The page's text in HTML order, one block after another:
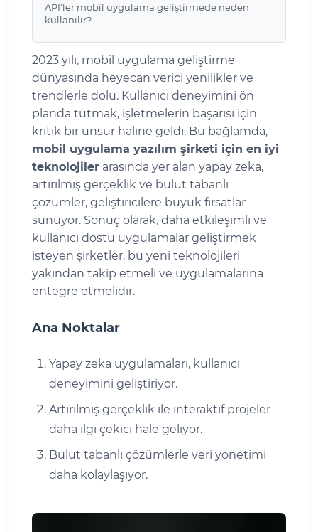
API’ler mobil uygulama geliştirmede neden
kullanılır?
2023 yılı, mobil uygulama geliştirme
dünyasında heyecan verici yenilikler ve
trendlerle dolu. Kullanıcı deneyimini ön
planda tutmak, işletmelerin başarısı için
kritik bir unsur haline geldi. Bu bağlamda,
mobil uygulama yazılım şirketi için en iyi
teknolojiler arasında yer alan yapay zeka,
artırılmış gerçeklik ve bulut tabanlı
çözümler, geliştiricilere büyük fırsatlar
sunuyor. Sonuç olarak, daha etkileşimli ve
kullanıcı dostu uygulamalar geliştirmek
isteyen şirketler, bu yeni teknolojileri
yakından takip etmeli ve uygulamalarına
entegre etmelidir.
Ana Noktalar
Yapay zeka uygulamaları, kullanıcı
deneyimini geliştiriyor.
Artırılmış gerçeklik ile interaktif projeler
daha ilgi çekici hale geliyor.
Bulut tabanlı çözümlerle veri yönetimi
daha kolaylaşıyor.